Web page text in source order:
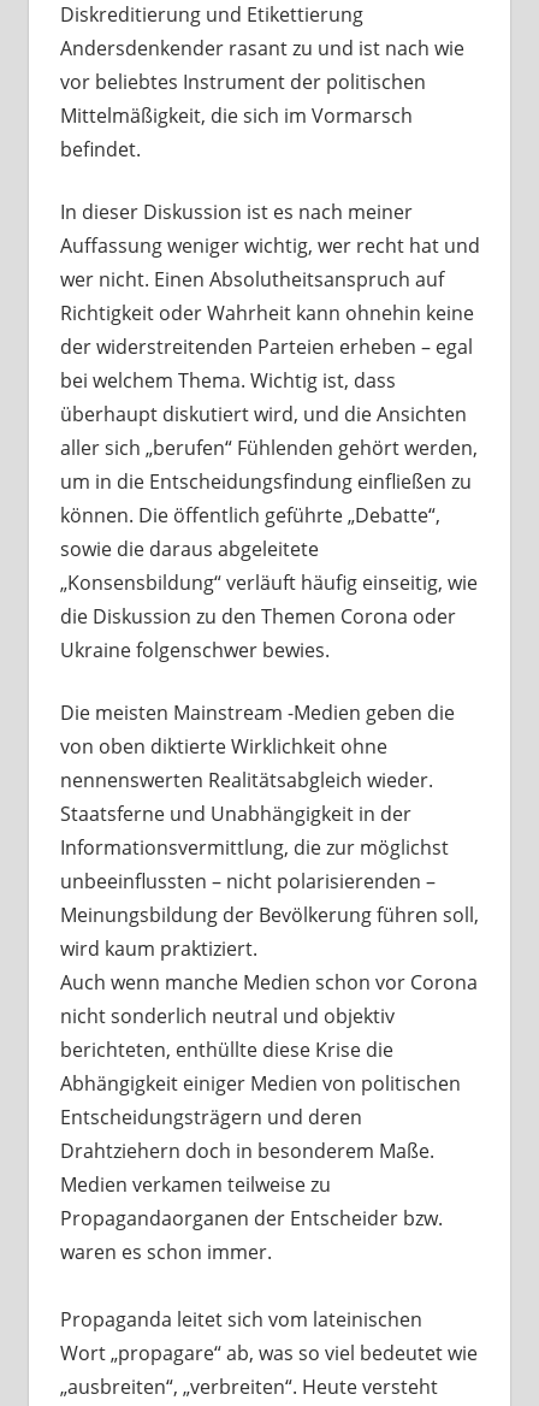
Diskreditierung und Etikettierung
Andersdenkender rasant zu und ist nach wie
vor beliebtes Instrument der politischen
Mittelmäßigkeit, die sich im Vormarsch
befindet.
In dieser Diskussion ist es nach meiner
Auffassung weniger wichtig, wer recht hat und
wer nicht. Einen Absolutheitsanspruch auf
Richtigkeit oder Wahrheit kann ohnehin keine
der widerstreitenden Parteien erheben – egal
bei welchem Thema. Wichtig ist, dass
überhaupt diskutiert wird, und die Ansichten
aller sich „berufen“ Fühlenden gehört werden,
um in die Entscheidungsfindung einfließen zu
können. Die öffentlich geführte „Debatte“,
sowie die daraus abgeleitete
„Konsensbildung“ verläuft häufig einseitig, wie
die Diskussion zu den Themen Corona oder
Ukraine folgenschwer bewies.
Die meisten Mainstream -Medien geben die
von oben diktierte Wirklichkeit ohne
nennenswerten Realitätsabgleich wieder.
Staatsferne und Unabhängigkeit in der
Informationsvermittlung, die zur möglichst
unbeeinflussten – nicht polarisierenden –
Meinungsbildung der Bevölkerung führen soll,
wird kaum praktiziert.
Auch wenn manche Medien schon vor Corona
nicht sonderlich neutral und objektiv
berichteten, enthüllte diese Krise die
Abhängigkeit einiger Medien von politischen
Entscheidungsträgern und deren
Drahtziehern doch in besonderem Maße.
Medien verkamen teilweise zu
Propagandaorganen der Entscheider bzw.
waren es schon immer.
Propaganda leitet sich vom lateinischen
Wort „propagare“ ab, was so viel bedeutet wie
„ausbreiten“, „verbreiten“. Heute versteht